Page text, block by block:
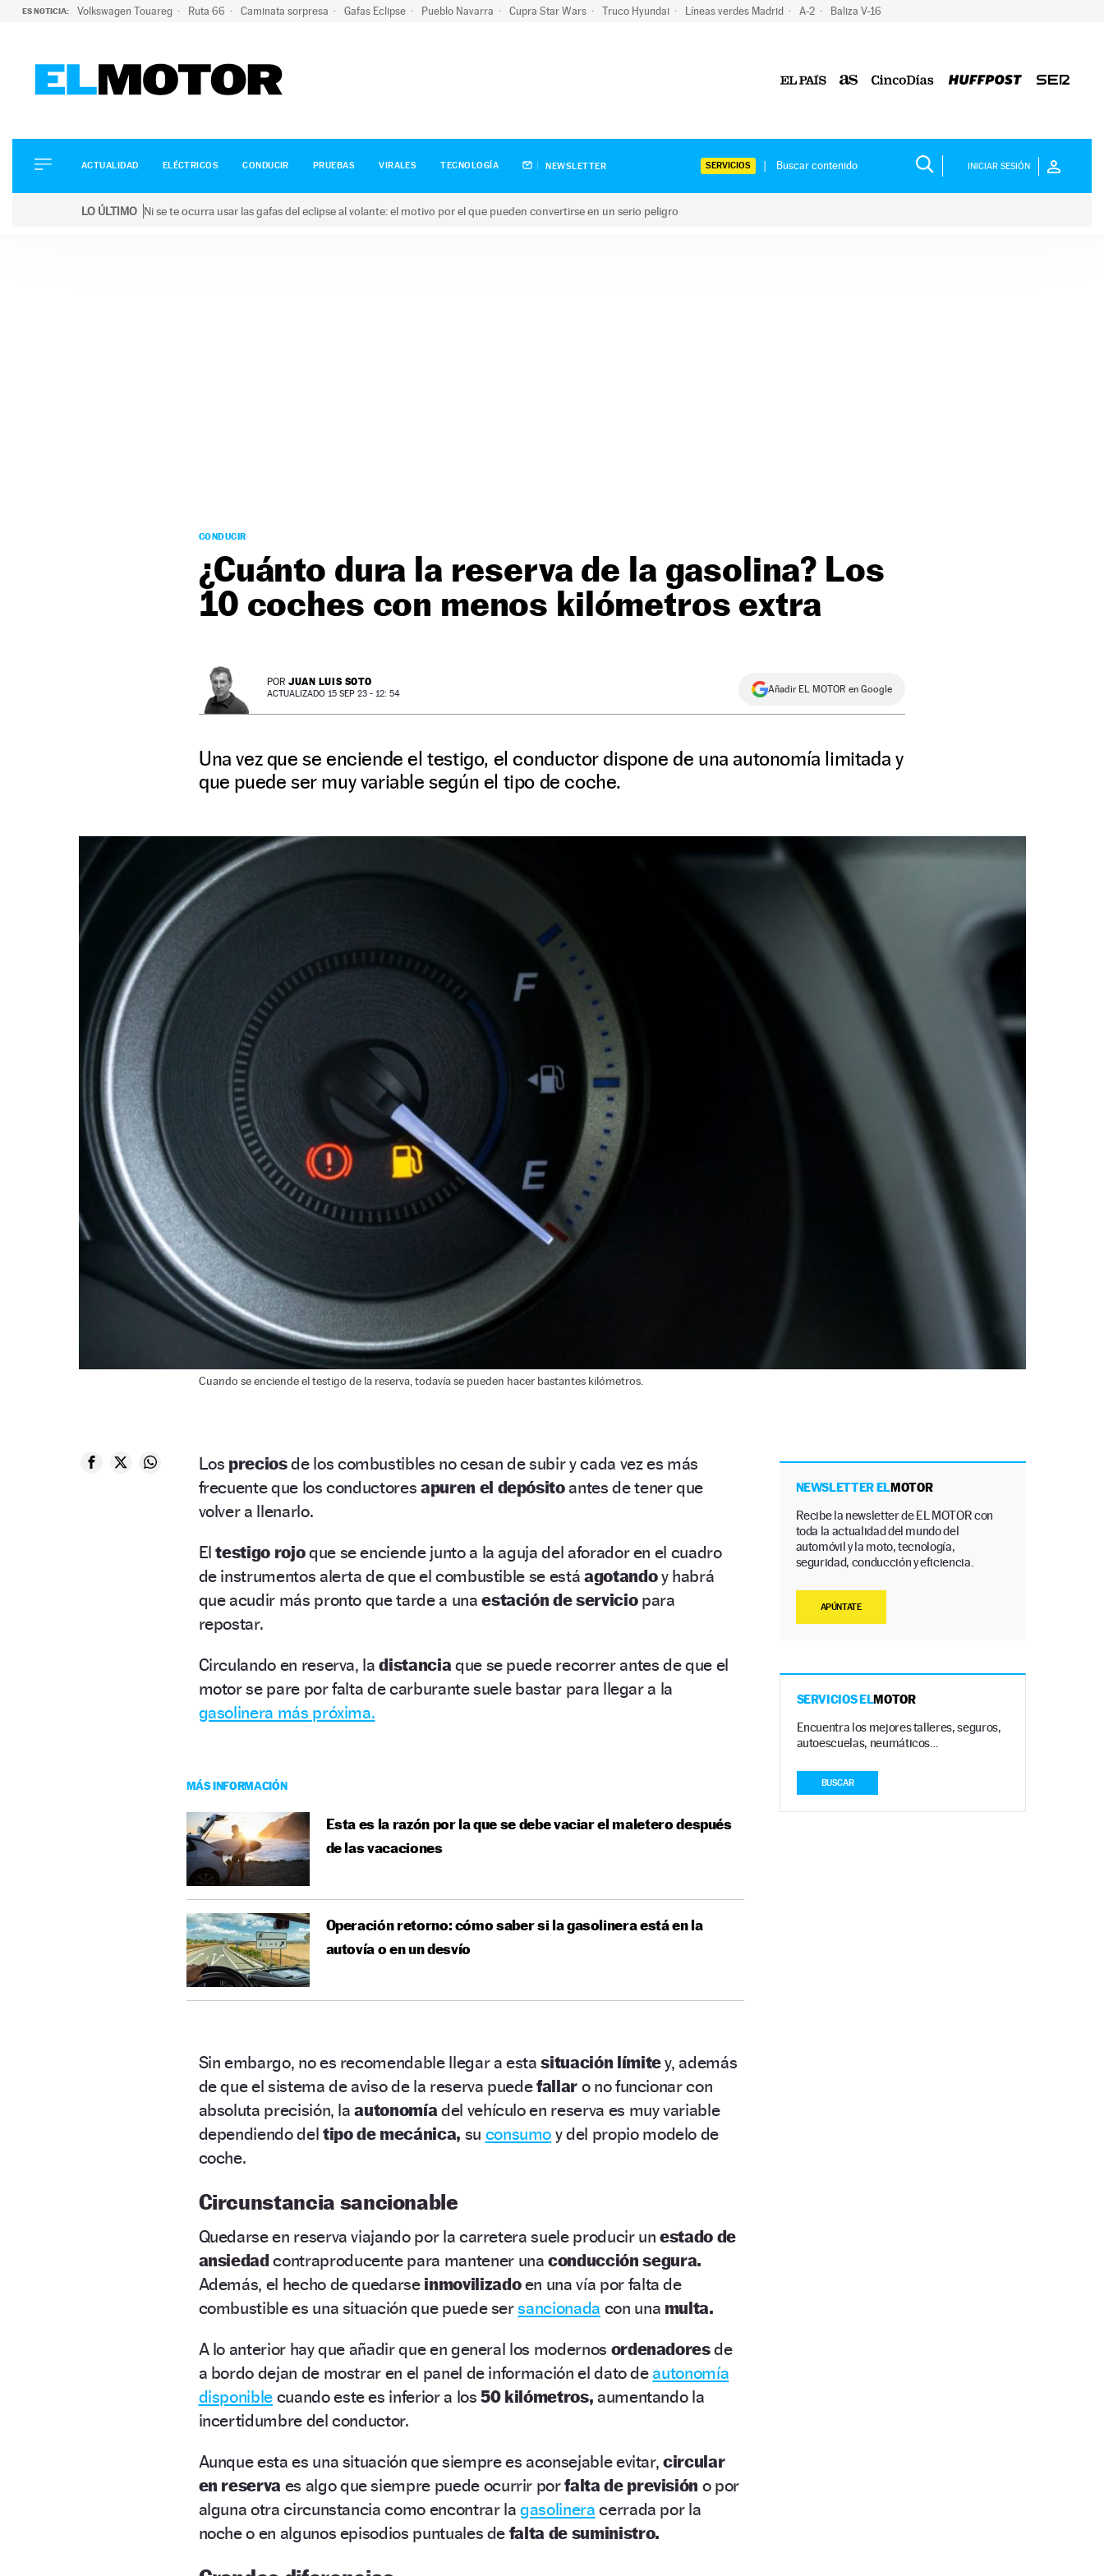
ES NOTICIA: Volkswagen Touareg Ruta 66 Caminata sorpresa Gafas Eclipse Pueblo Navarra Cupra Star Wars Truco Hyundai Líneas verdes Madrid A-2 Baliza V-16
ELÉCTRICOS
CONDUCIR
ACTUALIDAD ELÉCTRICOS CONDUCIR PRUEBAS VIRALES TECNOLOGÍA NEWSLETTER SERVICIOS INICIAR SESIÓN
LO ÚLTIMO Ni se te ocurra usar las gafas del eclipse al volante: el motivo por el que pueden convertirse en un serio peligro
CONDUCIR
¿Cuánto dura la reserva de la gasolina? Los
10 coches con menos kilómetros extra
POR JUAN LUIS SOTO
ACTUALIZADO 15 SEP 23 - 12: 54 Añadir EL MOTOR en Google
Una vez que se enciende el testigo, el conductor dispone de una autonomía limitada y
que puede ser muy variable según el tipo de coche.
Cuando se enciende el testigo de la reserva, todavía se pueden hacer bastantes kilómetros.
Los preciosde los combustibles no cesan de subir y cada vez es más
frecuente que los conductores apuren el depósitoantes de tener que
volver a llenarlo.
Eltestigo rojoque se enciende junto a la aguja del aforador en el cuadro
de instrumentos alerta de que el combustible se está agotandoy habrá
que acudir más pronto que tarde a unaestación de serviciopara
repostar.
Circulando en reserva, ladistancia que se puede recorrer antes de que el
motor se pare por falta de carburante suele bastar para llegar a la
gasolinera más próxima.
MÁS INFORMACIÓN
Esta es la razón por la que se debe vaciar el maletero después
de las vacaciones
Operación retorno: cómo saber si la gasolinera está en la
autovía o en un desvío
Sin embargo, no es recomendable llegar a estasituación límitey, además
de que el sistema de aviso de la reserva puedefallaro no funcionar con
absoluta precisión, laautonomía del vehículo en reserva es muy variable
dependiendo del tipo de mecánica, su consumo y del propio modelo de
coche.
Circunstancia sancionable
Quedarse en reserva viajando por la carretera suele producir unestado de
ansiedadcontraproducente para mantener unaconducción segura.
Además, el hecho de quedarse inmovilizadoen una vía por falta de
combustible es una situación que puede sersancionada con una multa.
A lo anterior hay que añadir que en general los modernos ordenadoresde
a bordo dejan de mostrar en el panel de información el dato deautonomía
disponible cuando este es inferior a los50 kilómetros, aumentando la
incertidumbre del conductor.
Aunque esta es una situación que siempre es aconsejable evitar,circular
en reserva es algo que siempre puede ocurrir porfalta de previsión o por
alguna otra circunstancia como encontrar lagasolinera cerrada por la
noche o en algunos episodios puntuales de falta de suministro.
NEWSLETTER ELMOTOR
Recibe la newsletter de EL MOTOR con
toda la actualidad del mundo del
automóvil y la moto, tecnología,
seguridad, conducción y eficiencia.
APÚNTATE
SERVICIOS ELMOTOR
Encuentra los mejores talleres, seguros,
autoescuelas, neumáticos…
BUSCAR